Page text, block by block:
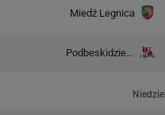
Miedź Legnica
Podbeskidzie Bielsko-Biała